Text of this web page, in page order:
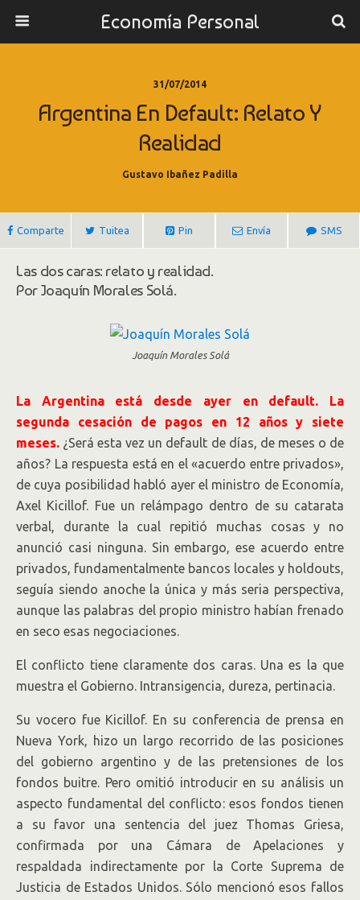
Economía Personal
31/07/2014
Argentina En Default: Relato Y
Realidad
Gustavo Ibañez Padilla
Comparte Tuitea Pin Envía SMS
Las dos caras: relato y realidad.
Por Joaquín Morales Solá.
Joaquín Morales Solá
La Argentina está desde ayer en default. La
segunda cesación de pagos en 12 años y siete
meses. ¿Será esta vez un default de días, de meses o de
años? La respuesta está en el «acuerdo entre privados»,
de cuya posibilidad habló ayer el ministro de Economía,
Axel Kicillof. Fue un relámpago dentro de su catarata
verbal, durante la cual repitió muchas cosas y no
anunció casi ninguna. Sin embargo, ese acuerdo entre
privados, fundamentalmente bancos locales y holdouts,
seguía siendo anoche la única y más seria perspectiva,
aunque las palabras del propio ministro habían frenado
en seco esas negociaciones.
El conflicto tiene claramente dos caras. Una es la que
muestra el Gobierno. Intransigencia, dureza, pertinacia.
Su vocero fue Kicillof. En su conferencia de prensa en
Nueva York, hizo un largo recorrido de las posiciones
del gobierno argentino y de las pretensiones de los
fondos buitre. Pero omitió introducir en su análisis un
aspecto fundamental del conflicto: esos fondos tienen
a su favor una sentencia del juez Thomas Griesa,
confirmada por una Cámara de Apelaciones y
respaldada indirectamente por la Corte Suprema de
Justicia de Estados Unidos. Sólo mencionó esos fallos